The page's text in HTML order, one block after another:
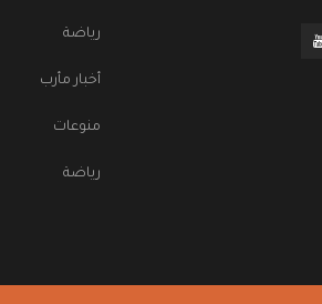
رياضة
أخبار مأرب
منوعات
رياضة